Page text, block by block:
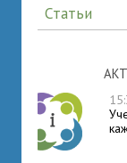
статьи